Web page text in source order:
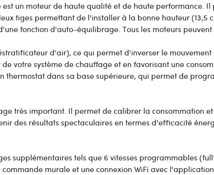
un moteur de haute qualité et de haute performance.
tiges permettant de l'installer à la bonne hauteur (13,5
fonction d'auto-équilibrage. Tous les moteurs
d'air), ce qui permet d'inverser le
votre système de chauffage et en favorisant une
thermostat dans sa base supérieure, qui permet de
très important. Il permet de calibrer la consommation
des résultats spectaculaires en termes d'efficacité
supplémentaires tels que 6 vitesses programmables
murale et une connexion WiFi avec